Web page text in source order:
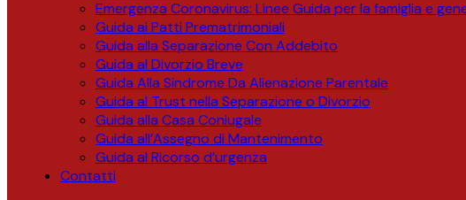
Emergenza Coronavirus: Linee Guida per la famiglia e
Guida ai Patti Prematrimoniali
Guida alla Separazione Con Addebito
Guida al Divorzio Breve
Guida Alla Sindrome Da Alienazione Parentale
Guida al Trust nella Separazione o Divorzio
Guida alla Casa Coniugale
Guida all’Assegno di Mantenimento
Guida al Ricorso d’urgenza
Contatti